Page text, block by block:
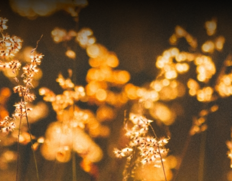
關
於
茂
ABOUT US
新
案
鑑
賞
CASE
經
典
作
品